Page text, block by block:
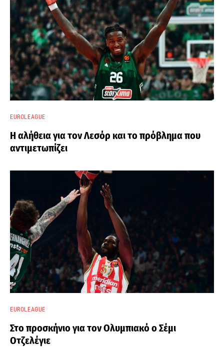
EUROLEAGUE
Η αλήθεια για τον Λεσόρ και το πρόβλημα που
αντιμετωπίζει
EUROLEAGUE
Στο προσκήνιο για τον Ολυμπιακό ο Σέμι
Οτζελέγιε